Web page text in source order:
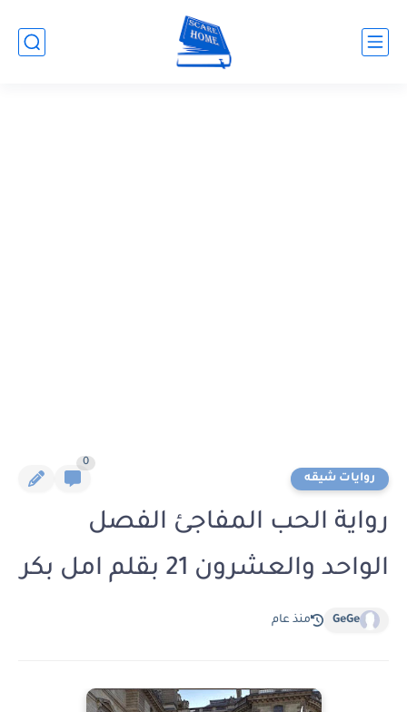
روايات شيقه
0
رواية الحب المفاجئ الفصل
الواحد والعشرون 21 بقلم امل بكر
GeGe منذ عام